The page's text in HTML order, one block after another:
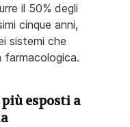
il 50% degli
cinque anni,
sistemi che
farmacologica.
esposti a